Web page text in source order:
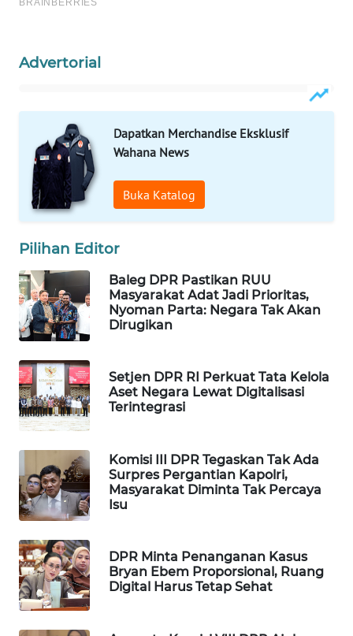
Advertorial
Dapatkan Merchandise Eksklusif
Wahana News
Buka Katalog
Pilihan Editor
Baleg DPR Pastikan RUU
Masyarakat Adat Jadi Prioritas,
Nyoman Parta: Negara Tak Akan
Dirugikan
Setjen DPR RI Perkuat Tata Kelola
Aset Negara Lewat Digitalisasi
Terintegrasi
Komisi III DPR Tegaskan Tak Ada
Surpres Pergantian Kapolri,
Masyarakat Diminta Tak Percaya
Isu
DPR Minta Penanganan Kasus
Bryan Ebem Proporsional, Ruang
Digital Harus Tetap Sehat
WAHANA
WAHANA
WAHANA
PERSONA
WAHANA
OTOMOTIF
WAHANA
HEALTH
WAHANA
DESA
WISATA
LAPAK
WAHANA
Wahana
Network
KONSUMEN
LISTRIK
MASYARAKAT
KELISTRIKAN
WALINKI